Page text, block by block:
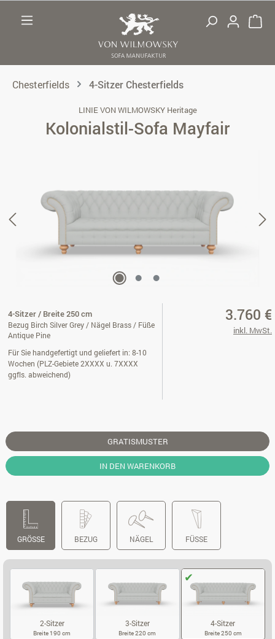
Chesterfields 4-Sitzer Chesterfields
LINIE VON WILMOWSKY Heritage
Kolonialstil-Sofa Mayfair
4-Sitzer / Breite 250 cm
Bezug Birch Silver Grey / Nägel Brass / Füße
Antique Pine
Für Sie handgefertigt und geliefert in: 8-10
Wochen (PLZ-Gebiete 2XXXX u. 7XXXX
ggfls. abweichend)
3.760 €
inkl. MwSt.
GRATISMUSTER
IN DEN WARENKORB
GRÖSSE BEZUG NÄGEL FÜSSE
2-Sitzer
Breite 190 cm
3-Sitzer
Breite 220 cm
4-Sitzer
Breite 250 cm